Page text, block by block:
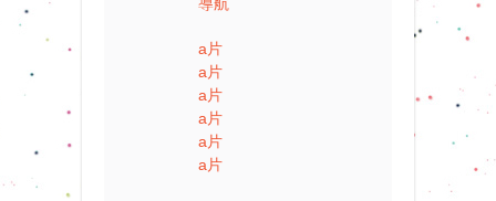
導航
a片
a片
a片
a片
a片
a片